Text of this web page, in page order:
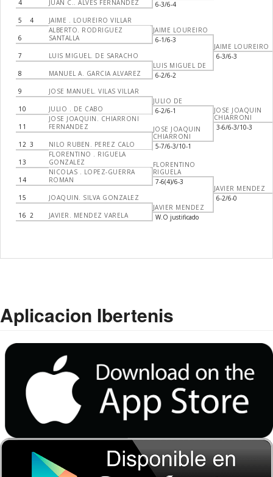
4 JUAN C.. ALVES FERNANDEZ
5 4 JAIME . LOUREIRO VILLAR
6
ALBERTO. RODRIGUEZ
SANTALLA
7 LUIS MIGUEL. DE SARACHO
8 MANUEL A. GARCIA ALVAREZ
9 JOSE MANUEL. VILAS VILLAR
10 JULIO . DE CABO
11
JOSE JOAQUIN. CHIARRONI
FERNANDEZ
12 3 NILO RUBEN. PEREZ CALO
13
FLORENTINO . RIGUELA
GONZALEZ
14
NICOLAS . LOPEZ-GUERRA
ROMAN
15 JOAQUIN. SILVA GONZALEZ
16 2 JAVIER. MENDEZ VARELA
6-3/6-4
JAIME LOUREIRO
6-1/6-3
LUIS MIGUEL DE
6-2/6-2
JULIO DE
6-2/6-1
JOSE JOAQUIN
CHIARRONI
5-7/6-3/10-1
FLORENTINO
RIGUELA
7-6(4)/6-3
JAVIER MENDEZ
W.O justificado
JAIME LOUREIRO
6-3/6-3
JOSE JOAQUIN
CHIARRONI
3-6/6-3/10-3
JAVIER MENDEZ
6-2/6-0
Aplicacion Ibertenis